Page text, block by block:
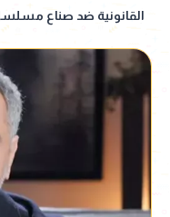
القانونية ضد صناع